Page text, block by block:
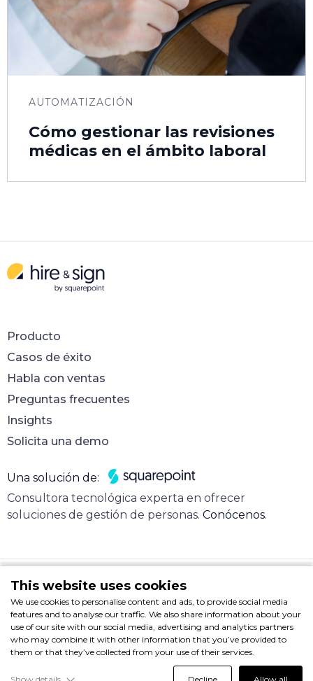
This website uses cookies
We use cookies to personalise content and ads, to provide social media
features and to analyse our traffic. We also share information about your
use of our site with our social media, advertising and analytics partners
who may combine it with other information that you’ve provided to
them or that they’ve collected from your use of their services.
AUTOMATIZACIÓN
Cómo gestionar las revisiones
médicas en el ámbito laboral
Producto
Casos de éxito
Habla con ventas
Preguntas frecuentes
Insights
Solicita una demo
Una solución de:
Consultora tecnológica experta en ofrecer
soluciones de gestión de personas. Conócenos.
© 2025 Hire & Sign. Todos los derechos reservados.
Nota legal